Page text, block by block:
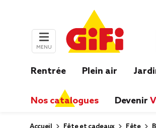
MENU
Rentrée Plein air
Nos catalogues Devenir